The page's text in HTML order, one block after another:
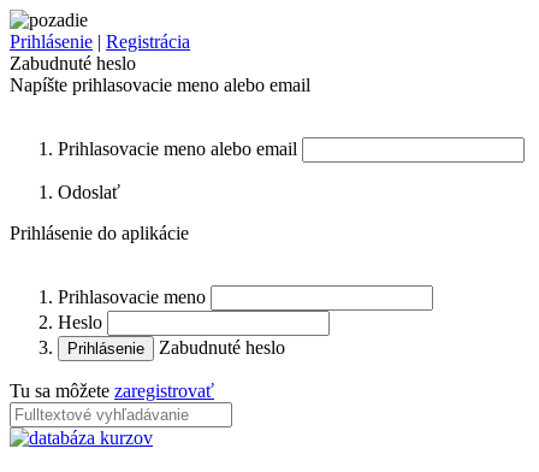
Prihlásenie | Registrácia
Zabudnuté heslo
Napíšte prihlasovacie meno alebo email
Prihlasovacie meno alebo email
Odoslať
Prihlásenie do aplikácie
Prihlasovacie meno
Heslo
Zabudnuté heslo
Tu sa môžete zaregistrovať